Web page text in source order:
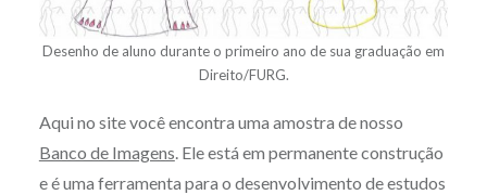
Desenho de aluno durante o primeiro ano de sua graduação em
Direito/FURG.
Aqui no site você encontra uma amostra de nosso
Banco de Imagens. Ele está em permanente construção
e é uma ferramenta para o desenvolvimento de estudos